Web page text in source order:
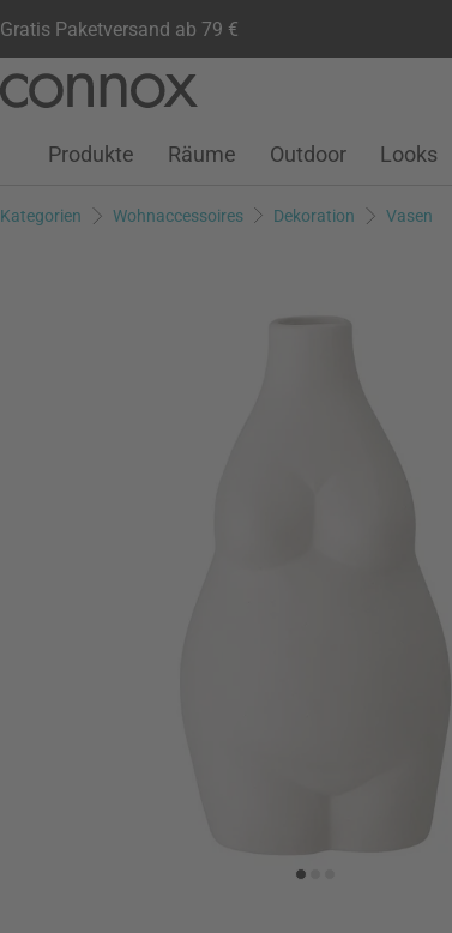
Gratis Paketversand ab 79 €
Seiteninhalt
Suchfeld
Kundenkonto
Wunschliste
Warenkorb
Produkte Räume Outdoor Looks
Kategorien Wohnaccessoires Dekoration Vasen